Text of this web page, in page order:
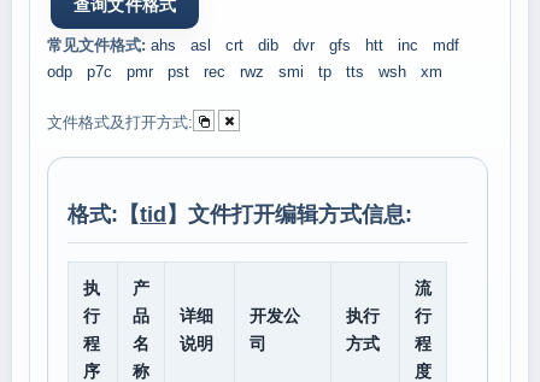
常见文件格式: ahs asl crt dib dvr gfs htt inc
mdf
odp
p7c pmr pst rec rwz smi tp tts wsh xm
文件格式及打开方式:
格式:【tid 】文件打开编辑方式信息:
执
行
程
序
产
品
名
称
详细
说明
开发公
司
执行
方式
流
行
程
度